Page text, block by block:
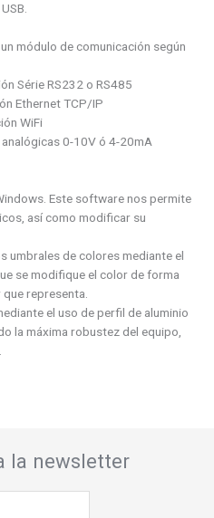
módulo de comunicación según
Série RS232 o RS485
Ethernet TCP/IP
WiFi
0-10V ó 4-20mA
Este software nos permite
así como modificar su
umbrales de colores mediante el
se modifique el color de forma
representa.
el uso de perfil de aluminio
la máxima robustez del equipo,
la newsletter